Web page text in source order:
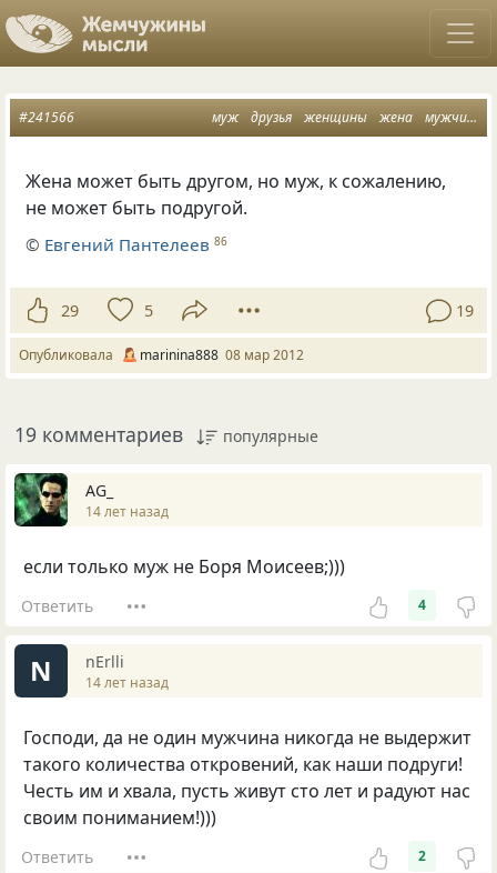
муж друзья женщины жена мужчины
#241566
Жена может быть другом, но муж, к сожалению,
не может быть подругой.
© Евгений Пантелеев 86
29 5 19
Опубликовала marinina888 08 мар 2012
19 комментариев популярные
AG_
14 лет назад
если только муж не Боря Моисеев;)))
Ответить 4
N nErlli
14 лет назад
Господи, да не один мужчина никогда не выдержит
такого количества откровений, как наши подруги!
Честь им и хвала, пусть живут сто лет и радуют нас
своим пониманием!)))
Ответить 2